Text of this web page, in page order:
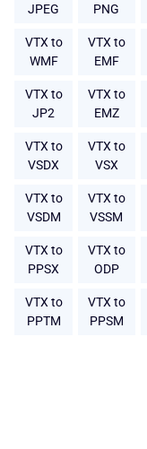
JPEG
PNG
VTX to
WMF
VTX to
EMF
VTX to
JP2
VTX to
EMZ
VTX to
VSDX
VTX to
VSX
VTX to
VSDM
VTX to
VSSM
VTX to
PPSX
VTX to
ODP
VTX to
PPTM
VTX to
PPSM